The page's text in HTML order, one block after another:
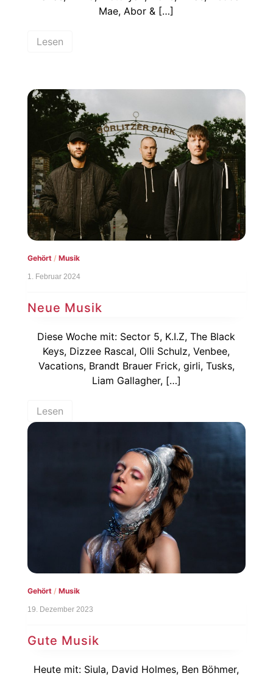
Mae, Abor & […]
Lesen
Gehört/ Musik
1. Februar 2024
Neue Musik
Diese Woche mit: Sector 5, K.I.Z, The Black
Keys, Dizzee Rascal, Olli Schulz, Venbee,
Vacations, Brandt Brauer Frick, girli, Tusks,
Liam Gallagher, […]
Lesen
Gehört/ Musik
19. Dezember 2023
Gute Musik
Heute mit: Siula, David Holmes, Ben Böhmer,